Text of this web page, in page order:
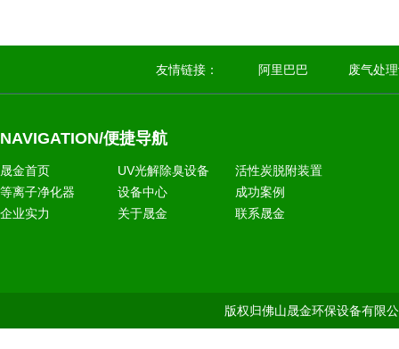
友情链接： 阿里巴巴 废气处
NAVIGATION/便捷导航
晟金首页
等离子净化器
企业实力
UV光解除臭设备
设备中心
关于晟金
活性炭脱附装置
成功案例
联系晟金
版权归佛山晟金环保设备有限